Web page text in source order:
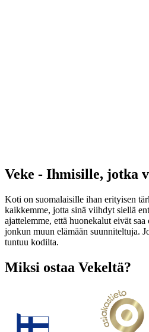
Veke - Ihmisille, jotka
Koti on suomalaisille ihan erityisen
kaikkemme, jotta sinä viihdyt siellä
ajattelemme, että huonekalut eivät
jonkun muun elämään suunniteltuja.
tuntuu kodilta.
Miksi ostaa Vekeltä?